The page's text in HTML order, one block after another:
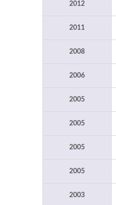
2012
2011
2008
2006
2005
2005
2005
2005
2003